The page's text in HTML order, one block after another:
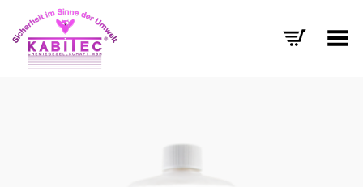
Menü umschalten